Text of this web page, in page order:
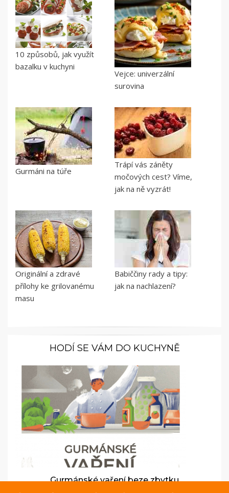
10 způsobů, jak využít
bazalku v kuchyni
Vejce: univerzální
surovina
Gurmáni na túře
Trápí vás záněty
močových cest? Víme,
jak na ně vyzrát!
Originální a zdravé
přílohy ke grilovanému
masu
Babiččiny rady a tipy:
jak na nachlazení?
HODÍ SE VÁM DO KUCHYNĚ
Gurmánské vaření beze zbytku